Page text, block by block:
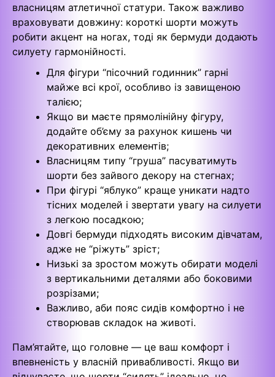
власницям атлетичної статури. Також важливо
враховувати довжину: короткі шорти можуть
робити акцент на ногах, тоді як бермуди додають
силуету гармонійності.
Для фігури “пісочний годинник” гарні
майже всі крої, особливо із завищеною
талією;
Якщо ви маєте прямолінійну фігуру,
додайте об’єму за рахунок кишень чи
декоративних елементів;
Власницям типу “груша” пасуватимуть
шорти без зайвого декору на стегнах;
При фігурі “яблуко” краще уникати надто
тісних моделей і звертати увагу на силуети
з легкою посадкою;
Довгі бермуди підходять високим дівчатам,
адже не “ріжуть” зріст;
Низькі за зростом можуть обирати моделі
з вертикальними деталями або боковими
розрізами;
Важливо, аби пояс сидів комфортно і не
створював складок на животі.
Пам’ятайте, що головне — це ваш комфорт і
впевненість у власній привабливості. Якщо ви